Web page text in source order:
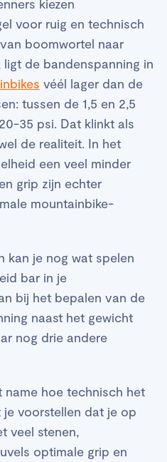
kiezen
voor ruig en technisch
boomwortel naar
de bandenspanning in
véél lager dan de
tussen de 1,5 en 2,5
35 psi. Dat klinkt als
de realiteit. In het
een veel minder
grip zijn echter
mountainbike-
kan je nog wat spelen
bar in je
bij het bepalen van de
naast het gewicht
nog drie andere
name hoe technisch het
je voorstellen dat je op
veel stenen,
optimale grip en